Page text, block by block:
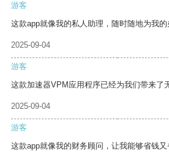
游客
这款app就像我的私人助理，随时随地为我的
2025-09-04
游客
这款加速器VPM应用程序已经为我们带来了
2025-09-04
游客
这款app就像我的财务顾问，让我能够省钱又